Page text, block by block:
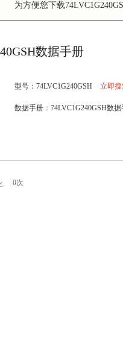
为方便您下载
数据手册
型号：74LVC1G240GSH 立即
数据手册：74LVC1G240GSH数
0次